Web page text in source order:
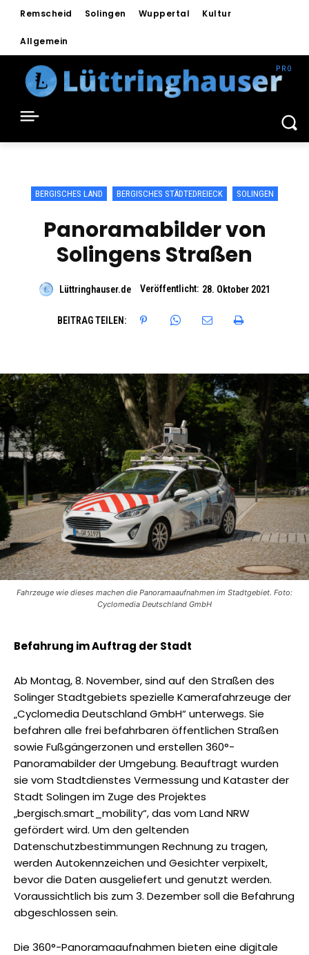
Remscheid Solingen Wuppertal Kultur
Allgemein
BERGISCHES LAND BERGISCHES STÄDTEDREIECK SOLINGEN
Panoramabilder von
Solingens Straßen
Lüttringhauser.de Veröffentlicht: 28. Oktober 2021
BEITRAG TEILEN:
Fahrzeuge wie dieses machen die Panoramaaufnahmen im Stadtgebiet. Foto:
Cyclomedia Deutschland GmbH
Befahrung im Auftrag der Stadt
Ab Montag, 8. November, sind auf den Straßen des
Solinger Stadtgebiets spezielle Kamerafahrzeuge der
„Cyclomedia Deutschland GmbH“ unterwegs. Sie
befahren alle frei befahrbaren öffentlichen Straßen
sowie Fußgängerzonen und erstellen 360°-
Panoramabilder der Umgebung. Beauftragt wurden
sie vom Stadtdienstes Vermessung und Kataster der
Stadt Solingen im Zuge des Projektes
„bergisch.smart_mobility“, das vom Land NRW
gefördert wird. Um den geltenden
Datenschutzbestimmungen Rechnung zu tragen,
werden Autokennzeichen und Gesichter verpixelt,
bevor die Daten ausgeliefert und genutzt werden.
Voraussichtlich bis zum 3. Dezember soll die Befahrung
abgeschlossen sein.
Die 360°-Panoramaaufnahmen bieten eine digitale